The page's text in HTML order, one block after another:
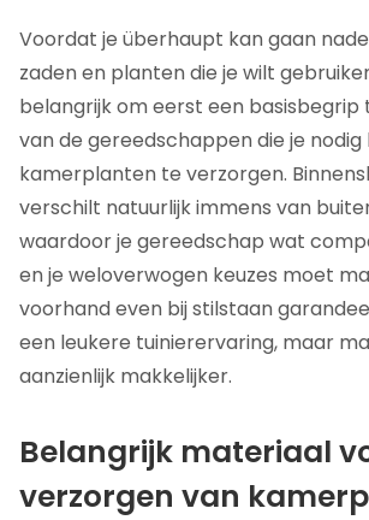
Voordat je überhaupt kan gaan
zaden en planten die je wilt
belangrijk om eerst een basisbegrip
van de gereedschappen die je
kamerplanten te verzorgen.
verschilt natuurlijk immens van
waardoor je gereedschap wat
en je weloverwogen keuzes moet
voorhand even bij stilstaan
een leukere tuinierervaring, maar
aanzienlijk makkelijker.
Belangrijk materiaal
verzorgen van